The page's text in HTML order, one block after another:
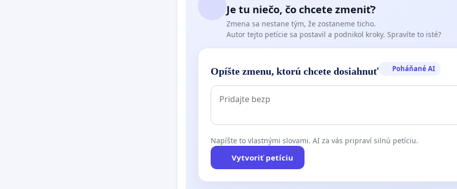
Je tu niečo, čo chcete zmeniť?
Zmena sa nestane tým, že zostaneme ticho.
Autor tejto petície sa postavil a podnikol kroky. Spravíte to isté?
Opíšte zmenu, ktorú chcete dosiahnuť Poháňané AI
Napíšte to vlastnými slovami. AI za vás pripraví silnú petíciu.
Vytvoriť petíciu